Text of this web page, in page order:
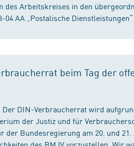
des Arbeitskreises in den
04 AA „Postalische
beim Tag der
Der DIN-Verbraucherrat wird
der Justiz und für
der Bundesregierung am 20. und